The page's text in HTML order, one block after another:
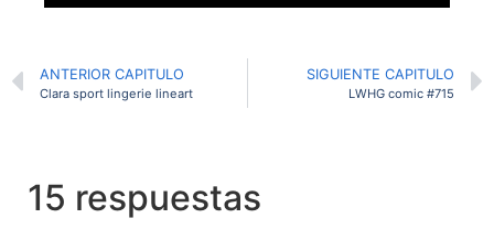
ANTERIOR CAPITULO
Clara sport lingerie lineart
SIGUIENTE CAPITULO
LWHG comic #715
15 respuestas